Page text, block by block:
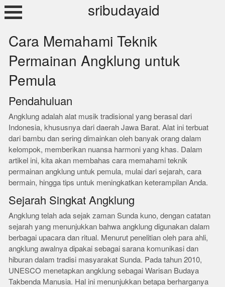
Skip
to
sribudayaid
Cara Memahami Teknik
Permainan Angklung untuk
Pemula
Pendahuluan
Angklung adalah alat musik tradisional yang berasal dari
Indonesia, khususnya dari daerah Jawa Barat. Alat ini terbuat
dari bambu dan sering dimainkan oleh banyak orang dalam
kelompok, memberikan nuansa harmoni yang khas. Dalam
artikel ini, kita akan membahas cara memahami teknik
permainan angklung untuk pemula, mulai dari sejarah, cara
bermain, hingga tips untuk meningkatkan keterampilan Anda.
Sejarah Singkat Angklung
Angklung telah ada sejak zaman Sunda kuno, dengan catatan
sejarah yang menunjukkan bahwa angklung digunakan dalam
berbagai upacara dan ritual. Menurut penelitian oleh para ahli,
angklung awalnya dipakai sebagai sarana komunikasi dan
hiburan dalam tradisi masyarakat Sunda. Pada tahun 2010,
UNESCO menetapkan angklung sebagai Warisan Budaya
Takbenda Manusia. Hal ini menunjukkan betapa berharganya